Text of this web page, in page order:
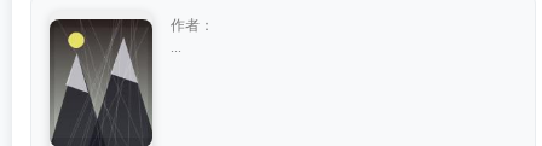
作者：